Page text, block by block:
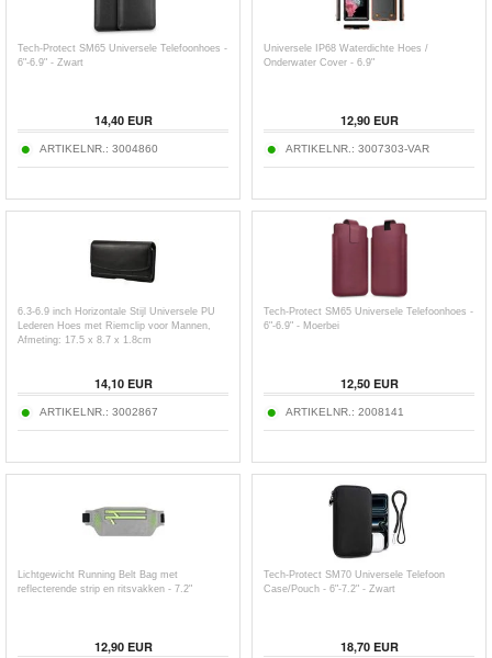
Tech-Protect SM65 Universele Telefoonhoes -
6"-6.9" - Zwart
14,40EUR
ARTIKELNR.: 3004860
Universele IP68 Waterdichte Hoes /
Onderwater Cover - 6.9"
12,90EUR
ARTIKELNR.: 3007303-VAR
6.3-6.9 inch Horizontale Stijl Universele PU
Lederen Hoes met Riemclip voor Mannen,
Afmeting: 17.5 x 8.7 x 1.8cm
14,10EUR
ARTIKELNR.: 3002867
Tech-Protect SM65 Universele Telefoonhoes -
6"-6.9" - Moerbei
12,50EUR
ARTIKELNR.: 2008141
Lichtgewicht Running Belt Bag met
reflecterende strip en ritsvakken - 7.2"
12,90EUR
Tech-Protect SM70 Universele Telefoon
Case/Pouch - 6"-7.2" - Zwart
18,70EUR